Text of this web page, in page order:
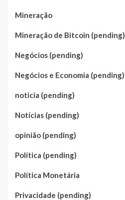
Mineração
Mineração de Bitcoin (pending)
Negócios (pending)
Negócios e Economia (pending)
noticia (pending)
Notícias (pending)
opinião (pending)
Política (pending)
Política Monetária
Privacidade (pending)